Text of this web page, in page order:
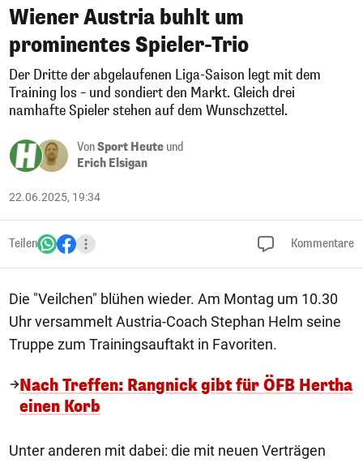
Wiener Austria buhlt um
prominentes Spieler-Trio
Der Dritte der abgelaufenen Liga-Saison legt mit dem
Training los – und sondiert den Markt. Gleich drei
namhafte Spieler stehen auf dem Wunschzettel.
VonSport Heute und
Erich Elsigan
22.06.2025, 19:34
Teilen Kommentare
Die "Veilchen" blühen wieder. Am Montag um 10.30
Uhr versammelt Austria-Coach Stephan Helm seine
Truppe zum Trainingsauftakt in Favoriten.
Nach Treffen: Rangnick gibt für ÖFB Hertha
einen Korb
Unter anderen mit dabei: die mit neuen Verträgen